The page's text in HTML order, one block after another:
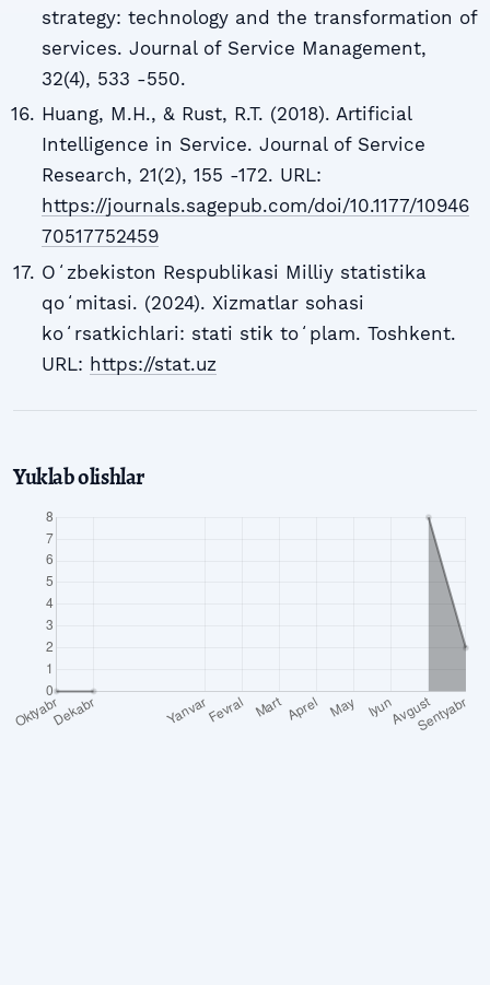
strategy: technology and the transformation of
services. Journal of Service Management,
32(4), 533 -550.
Huang, M.H., & Rust, R.T. (2018). Artificial
Intelligence in Service. Journal of Service
Research, 21(2), 155 -172. URL:
https://journals.sagepub.com/doi/10.1177/10946
70517752459
Oʻzbekiston Respublikasi Milliy statistika
qoʻmitasi. (2024). Xizmatlar sohasi
koʻrsatkichlari: stati stik toʻplam. Toshkent.
URL: https://stat.uz
Yuklab olishlar